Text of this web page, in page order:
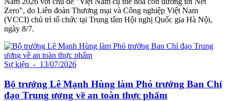
Zero", do Liên đoàn Thương mại và Công nghiệp Việt Nam
(VCCI) chủ trì tổ chức tại Trung tâm Hội nghị Quốc gia Hà Nội,
ngày 8/7.
Sự kiện - 13/07/2026
Bộ trưởng Lê Mạnh Hùng làm Phó trưởng Ban Chỉ
đạo Trung ương về an toàn thực phẩm